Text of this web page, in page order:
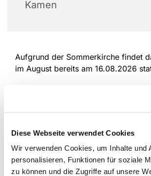
Diese Webseite verwendet Cookies
Wir verwenden Cookies, um Inhalte und
personalisieren, Funktionen für soziale
zu können und die Zugriffe auf unsere
Kamen
Aufgrund der Sommerkirche findet
im August bereits am 16.08.2026